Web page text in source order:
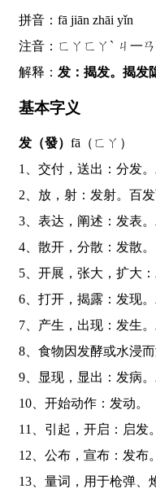
拼音：fā jiān zhāi yǐn
注音：ㄈㄚㄈㄚˋ ㄐ一
解释： 发：揭发。揭发
基本字义
发（發） fā（ㄈㄚ）
1、交付，送出：分发
2、放，射：发射。百
3、表达，阐述：发
4、散开，分散：发散。
5、开展，张大，扩大
6、打开，揭露：发现
7、产生，出现：发生
8、食物因发酵或水浸
9、显现，显出：发病
10、开始动作：发动。
11、引起，开启：启发
12、公布，宣布：发布
13、量词，用于枪弹、